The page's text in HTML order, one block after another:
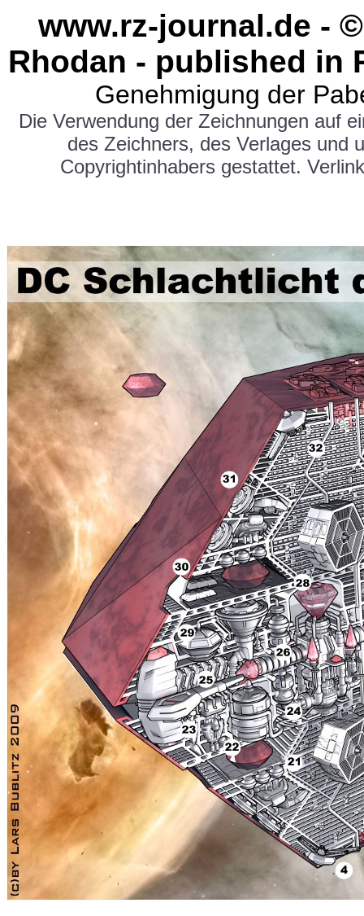
www.rz-journal.de -
Rhodan - published in
Genehmigung der
Die Verwendung der Zeichnungen auf
des Zeichners, des Verlages und
Copyrightinhabers gestattet.